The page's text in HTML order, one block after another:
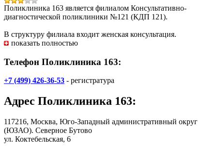
Поликлиника 163 является филиалом Консультативно-
диагностической поликлиники №121 (КДП 121).
В структуру филиала входит женская консультация.
показать полностью
Телефон Поликлиника 163:
+7 (499) 426-36-53 - регистратура
Адрес Поликлиника 163:
117216, Москва, Юго-Западный административный округ
(ЮЗАО). Северное Бутово
ул. Коктебельская, 6